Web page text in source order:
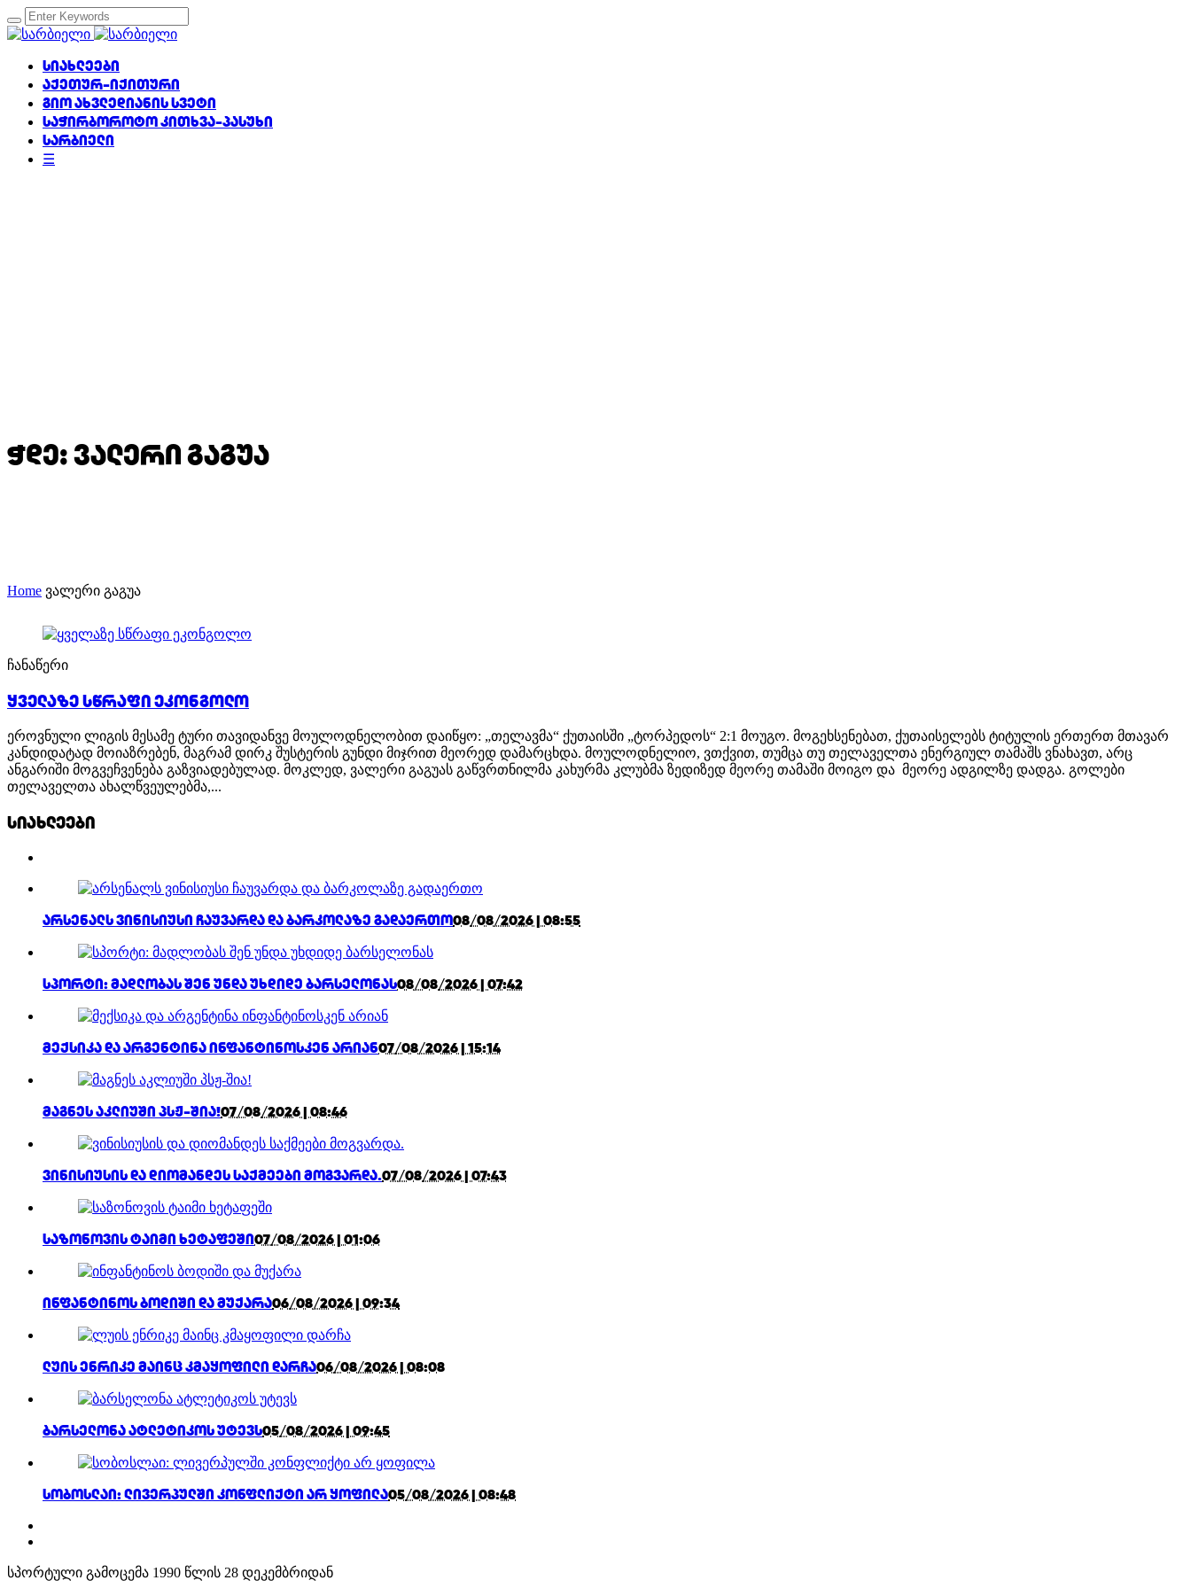
სიახლეები
აქეთურ-იქითური
გიო ახვლედიანის სვეტი
საჭირბოროტო კითხვა-პასუხი
სარბიელი
☰
ჭდე:ვალერი გაგუა
Home ვალერი გაგუა
ჩანაწერი
ყველაზე სწრაფი ეკონგოლო
ეროვნული ლიგის მესამე ტური თავიდანვე მოულოდნელობით დაიწყო: „თელავმა“ ქუთაისში „ტორპედოს“ 2:1 მოუგო. მოგეხსენებათ, ქუთაისელებს ტიტულის ერთერთ მთავარ
კანდიდატად მოიაზრებენ, მაგრამ დირკ შუსტერის გუნდი მიჯრით მეორედ დამარცხდა. მოულოდნელიო, ვთქვით, თუმცა თუ თელაველთა ენერგიულ თამაშს ვნახავთ, არც
ანგარიში მოგვეჩვენება გაზვიადებულად. მოკლედ, ვალერი გაგუას გაწვრთნილმა კახურმა კლუბმა ზედიზედ მეორე თამაში მოიგო და მეორე ადგილზე დადგა. გოლები
თელაველთა ახალწვეულებმა,...
სიახლეები
არსენალს ვინისიუსი ჩაუვარდა და ბარკოლაზე გადაერთო08/08/2026 | 08:55
სპორტი: მადლობას შენ უნდა უხდიდე ბარსელონას08/08/2026 | 07:42
მექსიკა და არგენტინა ინფანტინოსკენ არიან07/08/2026 | 15:14
მაგნეს აკლიუში პსჟ-შია!07/08/2026 | 08:46
ვინისიუსის და დიომანდეს საქმეები მოგვარდა.07/08/2026 | 07:43
საზონოვის ტაიმი ხეტაფეში07/08/2026 | 01:06
ინფანტინოს ბოდიში და მუქარა06/08/2026 | 09:34
ლუის ენრიკე მაინც კმაყოფილი დარჩა06/08/2026 | 08:08
ბარსელონა ატლეტიკოს უტევს05/08/2026 | 09:45
სობოსლაი: ლივერპულში კონფლიქტი არ ყოფილა05/08/2026 | 08:48
სპორტული გამოცემა 1990 წლის 28 დეკემბრიდან